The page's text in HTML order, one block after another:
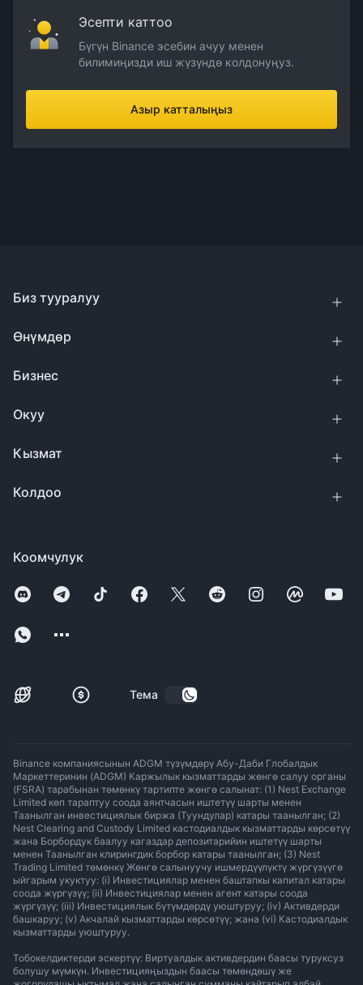
Эсепти каттоо
Бүгүн Binance эсебин ачуу менен
билимиңизди иш жүзүндө колдонуңуз.
Азыр катталыңыз
Коомчулук
Тема
Биз тууралуу
Өнүмдөр
Бизнес
Окуу
Кызмат
Колдоо
Binance компаниясынын ADGM түзүмдөрү Абу-Даби Глобалдык
Маркеттеринин (ADGM) Каржылык кызматтарды жөнгө салуу органы
(FSRA) тарабынан төмөнкү тартипте жөнгө салынат: (1) Nest Exchange
Limited көп тараптуу соода аянтчасын иштетүү шарты менен
Таанылган инвестициялык биржа (Туундулар) катары таанылган; (2)
Nest Clearing and Custody Limited кастодиалдык кызматтарды көрсөтүү
жана Борбордук баалуу кагаздар депозитарийин иштетүү шарты
менен Таанылган клирингдик борбор катары таанылган; (3) Nest
Trading Limited төмөнкү Жөнгө салынуучу ишмердүүлүктү жүргүзүүгө
ыйгарым укуктуу: (i) Инвестициялар менен баштапкы капитал катары
соода жүргүзүү; (ii) Инвестициялар менен агент катары соода
жүргүзүү; (iii) Инвестициялык бүтүмдөрдү уюштуруу; (iv) Активдерди
башкаруу; (v) Акчалай кызматтарды көрсөтүү; жана (vi) Кастодиалдык
кызматтарды уюштуруу.
Тобокелдиктерди эскертүү: Виртуалдык активдердин баасы туруксуз
болушу мүмкүн. Инвестицияңыздын баасы төмөндөшү же